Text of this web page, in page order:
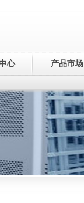
心 产品市场